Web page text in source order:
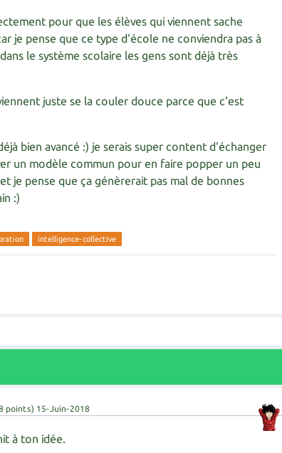
pour que les élèves qui viennent sache
je pense que ce type d'école ne conviendra pas à
le système scolaire les gens sont déjà très
juste se la couler douce parce que c'est
bien avancé :) je serais super content d'échanger
un modèle commun pour en faire popper un peu
je pense que ça génèrerait pas mal de bonnes
:)
intelligence-collective
points) 15-Juin-2018
à ton idée.